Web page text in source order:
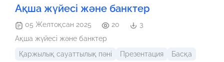
Ақша жүйесі және банктер
05 Желтоқсан 2025 20
3
Ақша жүйесі және банктер
Қаржылық сауаттылық пәні
Презентация Басқа